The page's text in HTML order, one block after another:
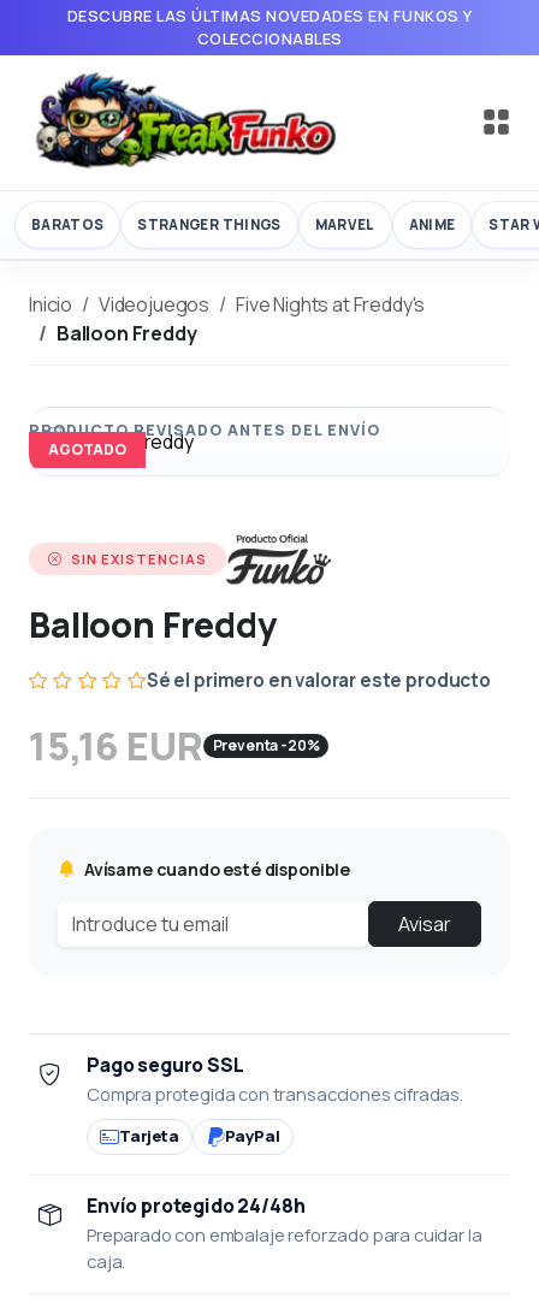
DESCUBRE LAS ÚLTIMAS NOVEDADES EN FUNKOS Y
COLECCIONABLES
BARATOS STRANGER THINGS MARVEL ANIME STAR
Inicio Videojuegos
Five Nights at Freddy's
Balloon Freddy
AGOTADO
SIN EXISTENCIAS
Balloon Freddy
Sé el primero en valorar este producto
15,16 EUR Preventa -20%
Avísame cuando esté disponible
Avisar
Pago seguro SSL
Compra protegida con transacciones cifradas.
Tarjeta PayPal
Envío protegido 24/48h
Preparado con embalaje reforzado para cuidar la
caja.